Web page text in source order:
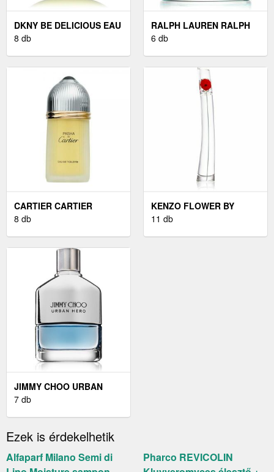
DKNY BE DELICIOUS EAU
DE PARFUM NŐKNEK 30
8 db
RALPH LAUREN RALPH
EAU DE TOILETTE
6 db
CARTIER CARTIER
PASHA PARFUM -
8 db
KENZO FLOWER BY
KENZO EAU DE PARFUM
11 db
JIMMY CHOO URBAN
HERO EAU DE PARFUM
7 db
Ezek is érdekelhetik
Alfaparf Milano Semi di
Pharco REVICOLIN